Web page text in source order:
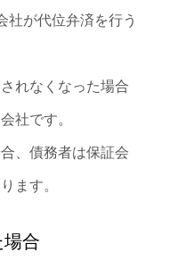
社が代位弁済を行う
れなくなった場合
社です。
、債務者は保証会
ます。
合